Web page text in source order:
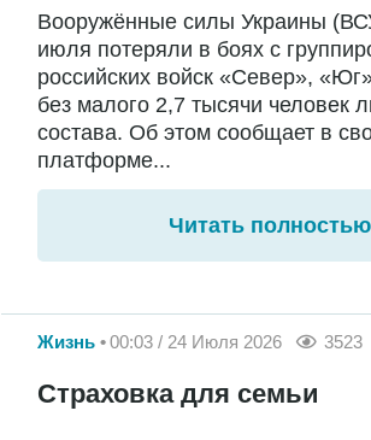
Вооружённые силы Украины
июля потеряли в боях с
российских войск «Север»,
без малого 2,7 тысячи человек
состава. Об этом сообщает в
платформе...
Читать полностью
Жизнь 00:03 / 24 Июля 2026 3523
Страховка для семьи